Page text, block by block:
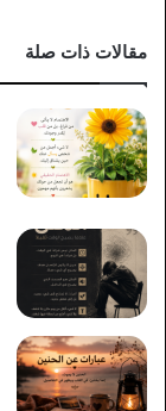
مقالات ذات صلة